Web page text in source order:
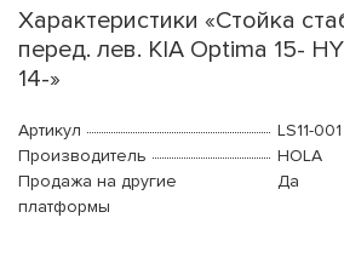
Характеристики «Стойка
перед. лев. KIA Optima 15-
14-»
Артикул
LS11-001
Производитель
HOLA
Продажа на другие
платформы
Да